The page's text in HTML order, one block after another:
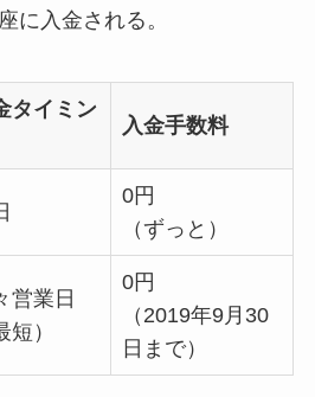
に入金される。
タイミン
入金手数料
0円
（ずっと）
営業日
短）
0円
（2019年9月30
日まで）